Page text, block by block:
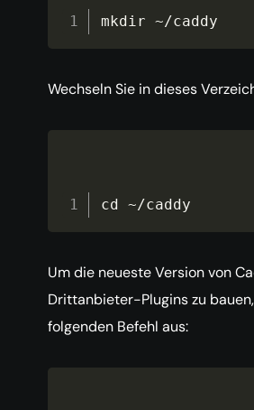
mkdir ~/caddy
Wechseln Sie in dieses
cd ~/caddy
Um die neueste Version von
Drittanbieter-Plugins zu
folgenden Befehl aus: